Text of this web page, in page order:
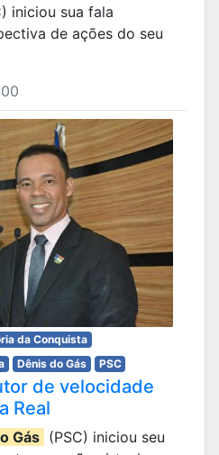
iniciou sua fala
de ações do seu
da Conquista
Dênis do Gás PSC
de velocidade
Real
Gás (PSC) iniciou seu